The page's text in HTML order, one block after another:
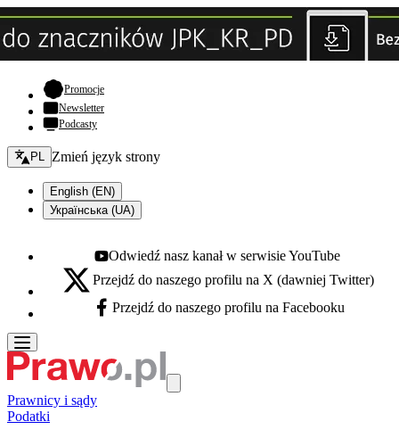
Promocje- otwiera się w nowej karcie
Newsletter
Podcasty
Zmień język - bieżący:
PL Zmień język strony
English (EN)
Українська (UA)
Youtube - otwiera się w nowej karcie
Odwiedź nasz kanał w serwisie YouTube
X - otwiera się w nowej karcie
Przejdź do naszego profilu na X (dawniej Twitter)
Facebook - otwiera się w nowej karcie
Przejdź do naszego profilu na Facebooku
Prawnicy i sądy
Podatki